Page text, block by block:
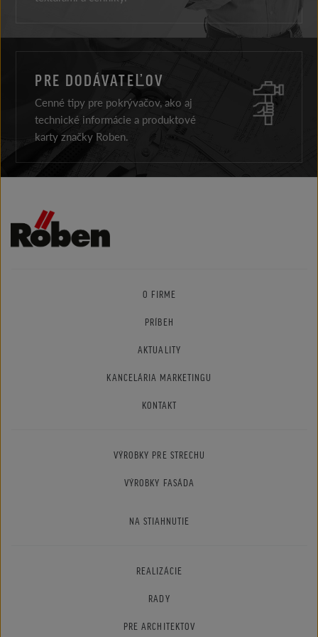
PRE DODÁVATEĽOV
Cenné tipy pre pokrývačov, ako aj
technické informácie a produktové
karty značky Roben.
O FIRME
PRÍBEH
AKTUALITY
KANCELÁRIA MARKETINGU
KONTAKT
VÝROBKY PRE STRECHU
VÝROBKY FASÁDA
NA STIAHNUTIE
REALIZÁCIE
RADY
PRE ARCHITEKTOV